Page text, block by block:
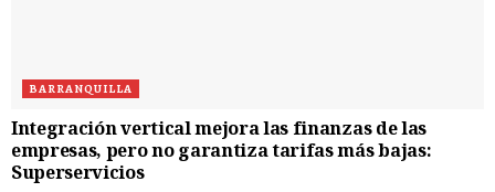
BARRANQUILLA
Integración vertical mejora las finanzas de las
empresas, pero no garantiza tarifas más bajas:
Superservicios